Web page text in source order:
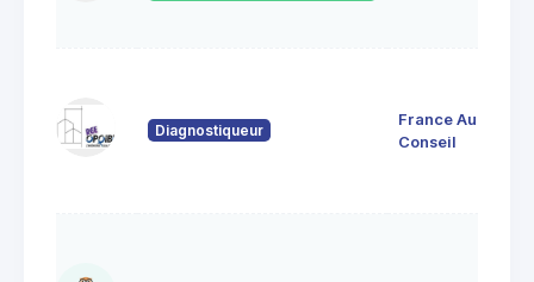
Diagnostiqueur
France Audit
Conseil